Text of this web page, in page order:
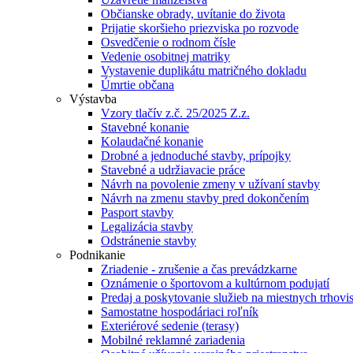
Občianske obrady, uvítanie do života
Prijatie skoršieho priezviska po rozvode
Osvedčenie o rodnom čísle
Vedenie osobitnej matriky
Vystavenie duplikátu matričného dokladu
Úmrtie občana
Výstavba
Vzory tlačív z.č. 25/2025 Z.z.
Stavebné konanie
Kolaudačné konanie
Drobné a jednoduché stavby, prípojky
Stavebné a udržiavacie práce
Návrh na povolenie zmeny v užívaní stavby
Návrh na zmenu stavby pred dokončením
Pasport stavby
Legalizácia stavby
Odstránenie stavby
Podnikanie
Zriadenie - zrušenie a čas prevádzkarne
Oznámenie o športovom a kultúrnom podujatí
Predaj a poskytovanie služieb na miestnych
Samostatne hospodáriaci roľník
Exteriérové sedenie (terasy)
Mobilné reklamné zariadenia